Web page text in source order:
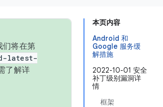
本页内容
Android 和
Google 服务缓
解措施
2022-10-01 安全
补丁级别漏洞详
情
框架
们将在第
latest-
了解详